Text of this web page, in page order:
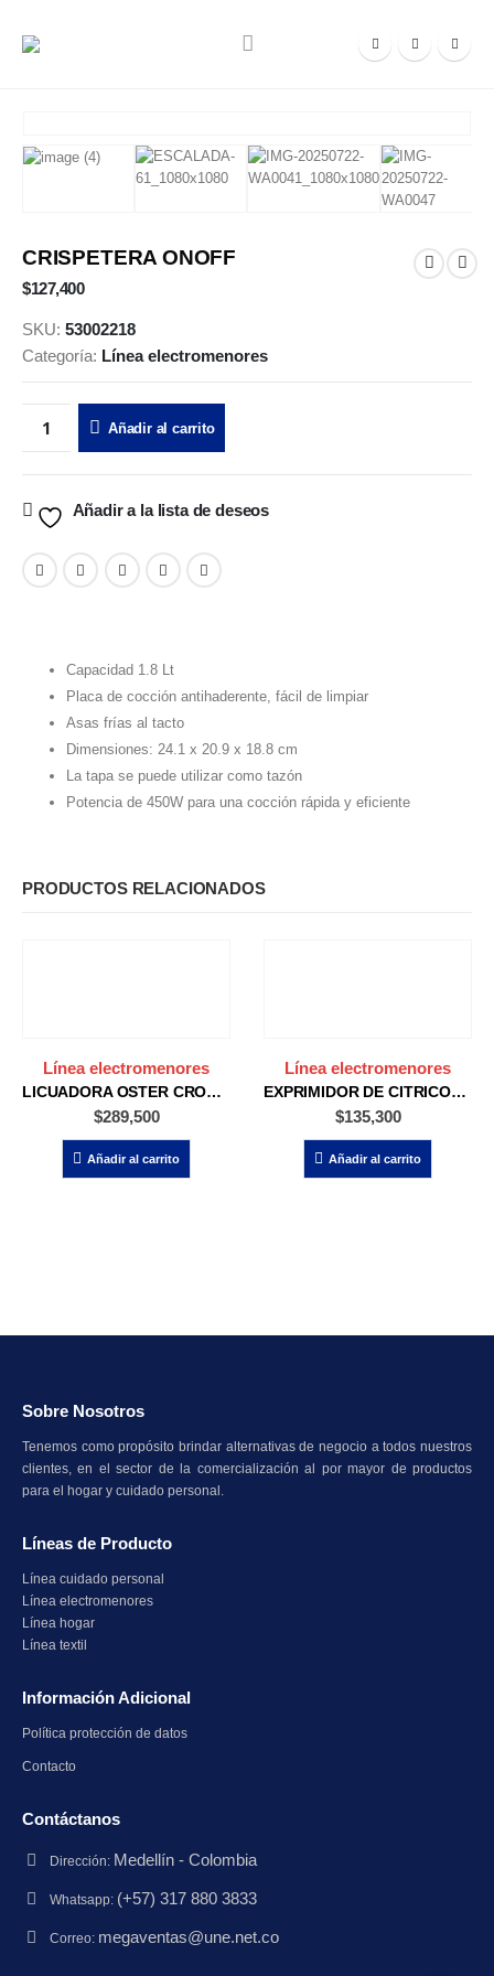
CRISPETERA ONOFF
$127,400
SKU: 53002218
Categoría: Línea electromenores
Añadir al carrito
Añadir a la lista de deseos
Capacidad 1.8 Lt
Placa de cocción antihaderente, fácil de limpiar
Asas frías al tacto
Dimensiones: 24.1 x 20.9 x 18.8 cm
La tapa se puede utilizar como tazón
Potencia de 450W para una cocción rápida y eficiente
PRODUCTOS RELACIONADOS
Línea electromenores
LICUADORA OSTER CROMADA 3V BLST4655
$289,500
Añadir al carrito
Línea electromenores
EXPRIMIDOR DE CITRICOS B&D CJ4000S
$135,300
Añadir al carrito
Sobre Nosotros
Tenemos como propósito brindar alternativas de negocio a todos nuestros
clientes, en el sector de la comercialización al por mayor de productos
para el hogar y cuidado personal.
Líneas de Producto
Línea cuidado personal
Línea electromenores
Línea hogar
Línea textil
Información Adicional
Política protección de datos
Contacto
Contáctanos
Dirección: Medellín - Colombia
Whatsapp: (+57) 317 880 3833
Correo: megaventas@une.net.co